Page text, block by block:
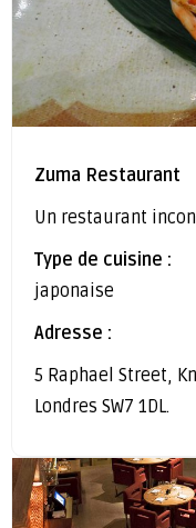
Zuma Restaurant
Un restaurant
Type de cuisine :
japonaise
Adresse :
5 Raphael Street,
Londres SW7 1DL.